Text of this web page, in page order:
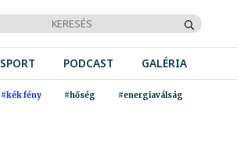
SPORT PODCAST GALÉRIA
#kék fény #hőség #energiaválság